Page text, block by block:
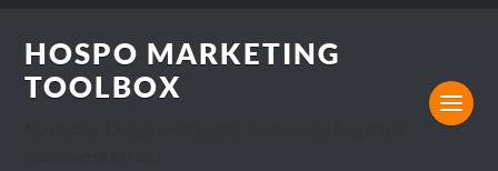
HOSPO MARKETING
TOOLBOX